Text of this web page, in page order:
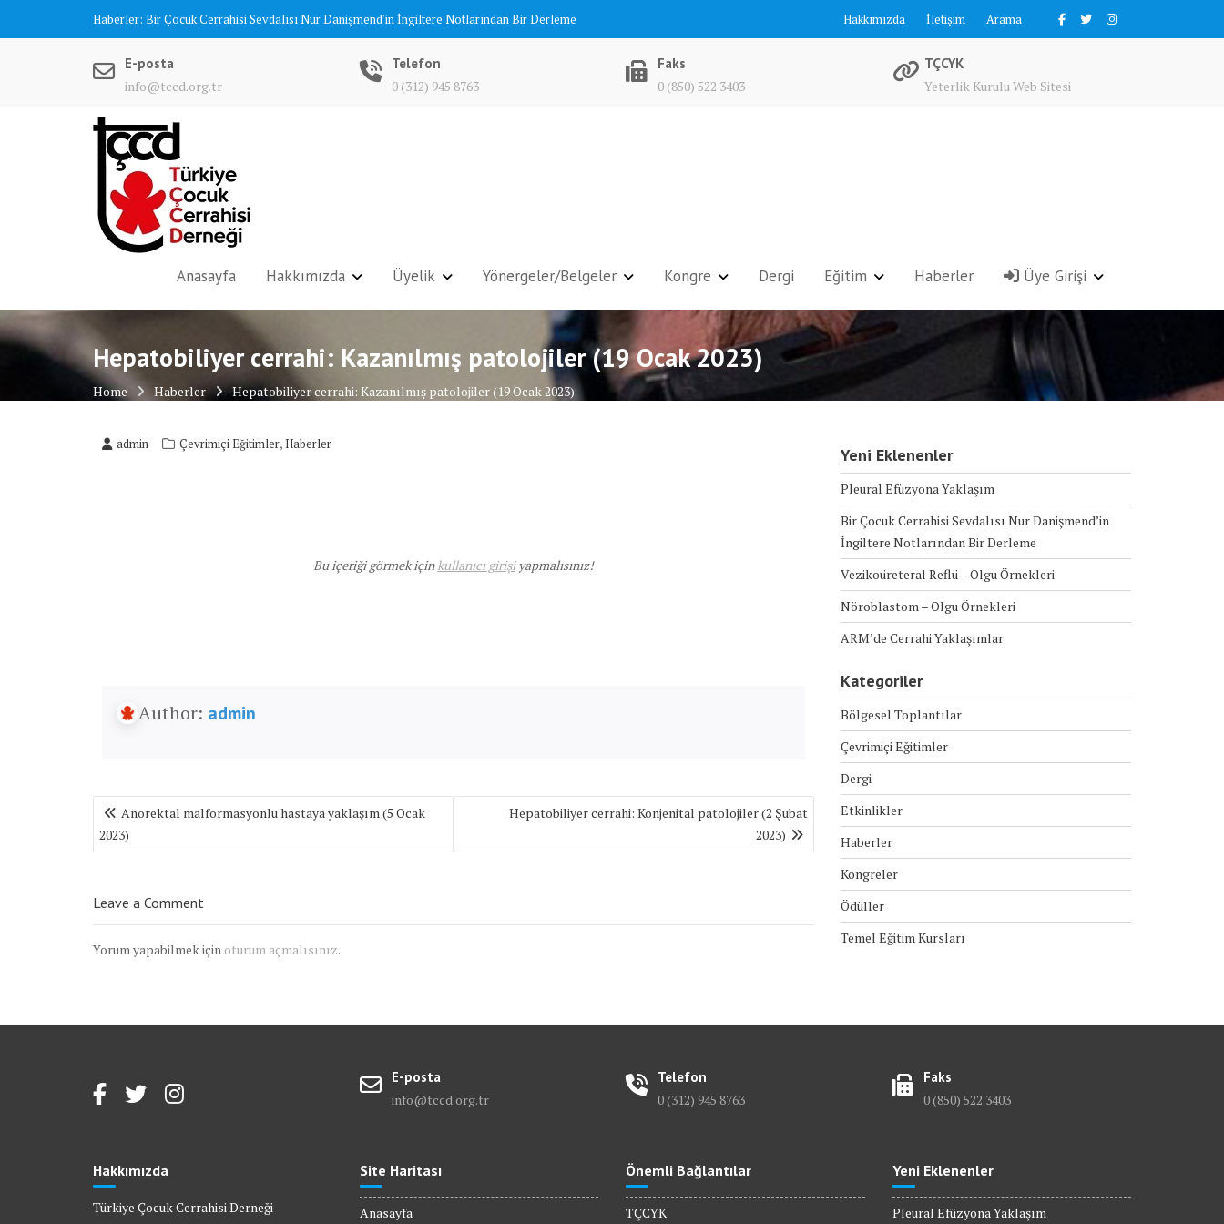
Haberler: Bir Çocuk Cerrahisi Sevdalısı Nur Danişmend'in İngiltere Notlarından Bir Derleme Hakkımızda İletişim Arama
E-posta
info@tccd.org.tr
Telefon
0 (312) 945 8763
Faks
0 (850) 522 3403
TÇCYK
Yeterlik Kurulu Web Sitesi
Anasayfa Hakkımızda Üyelik Yönergeler/Belgeler Kongre Dergi Eğitim Haberler Üye Girişi
Hepatobiliyer cerrahi: Kazanılmış patolojiler (19 Ocak 2023)
Home Haberler Hepatobiliyer cerrahi: Kazanılmış patolojiler (19 Ocak 2023)
admin Çevrimiçi Eğitimler,Haberler
Bu içeriği görmek içinkullanıcı girişiyapmalısınız!
Author: admin
Yazı
gezinmesi
Anorektal malformasyonlu hastaya yaklaşım (5 Ocak
2023)
Hepatobiliyer cerrahi: Konjenital patolojiler (2 Şubat
2023)
Leave a Comment
Yorum yapabilmek için oturum açmalısınız.
Yeni Eklenenler
Pleural Efüzyona Yaklaşım
Bir Çocuk Cerrahisi Sevdalısı Nur Danişmend’in
İngiltere Notlarından Bir Derleme
Vezikoüreteral Reflü – Olgu Örnekleri
Nöroblastom – Olgu Örnekleri
ARM’de Cerrahi Yaklaşımlar
Kategoriler
Bölgesel Toplantılar
Çevrimiçi Eğitimler
Dergi
Etkinlikler
Haberler
Kongreler
Ödüller
Temel Eğitim Kursları
E-posta
info@tccd.org.tr
Telefon
0 (312) 945 8763
Faks
0 (850) 522 3403
Hakkımızda
Türkiye Çocuk Cerrahisi Derneği
Site Haritası
Anasayfa
Önemli Bağlantılar
TÇCYK
Yeni Eklenenler
Pleural Efüzyona Yaklaşım